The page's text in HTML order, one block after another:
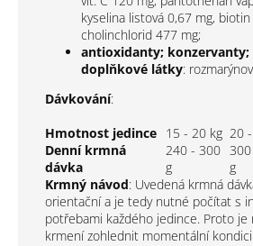
kyselina listová 0,67 mg, biotin
cholinchlorid 477 mg;
antioxidanty; konzervanty;
doplňkové látky:
Dávkování:
Hmotnost jedince 15 - 20 kg 20
Denní krmná
dávka
240 - 300
g
g
Krmný návod: Uvedená krmná
orientační a je tedy nutné počítat s
potřebami každého jedince. Proto je
krmení zohlednit momentální